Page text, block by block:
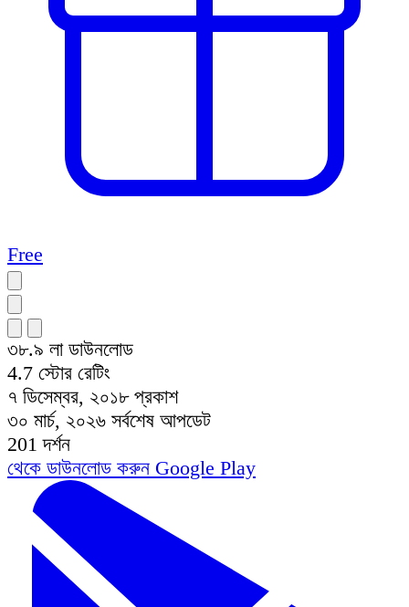
Free
৩৮.৯ লা ডাউনলোড
4.7 স্টোর রেটিং
৭ ডিসেম্বর, ২০১৮ প্রকাশ
৩০ মার্চ, ২০২৬ সর্বশেষ আপডেট
201 দর্শন
থেকে ডাউনলোড করুন Google Play